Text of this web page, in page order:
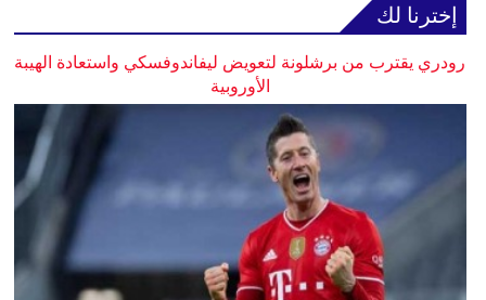
إخترنا لك
رودري يقترب من برشلونة لتعويض ليفاندوفسكي واستعادة الهيبة
الأوروبية